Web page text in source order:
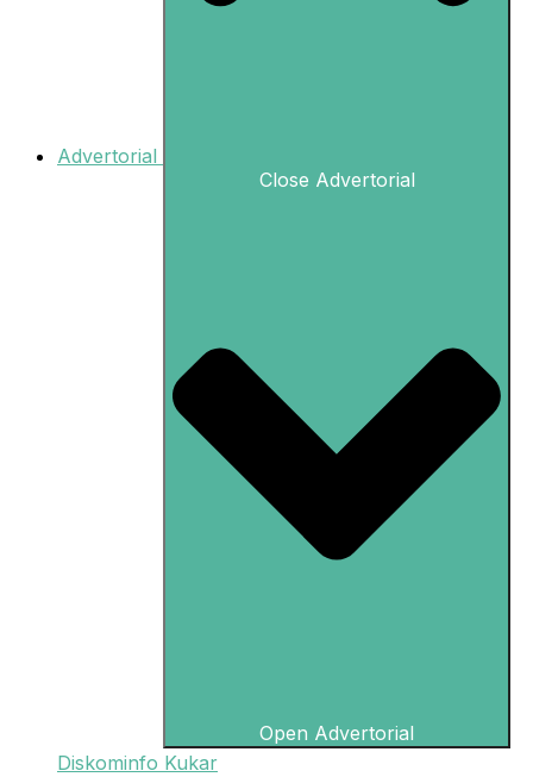
Advertorial
Close Advertorial
Open Advertorial
Diskominfo Kukar